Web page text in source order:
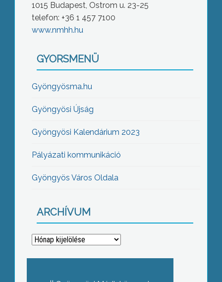
1015 Budapest, Ostrom u. 23-25
telefon: +36 1 457 7100
www.nmhh.hu
GYORSMENÜ
Gyöngyösma.hu
Gyöngyösi Újság
Gyöngyösi Kalendárium 2023
Pályázati kommunikáció
Gyöngyös Város Oldala
ARCHÍVUM
Archívum